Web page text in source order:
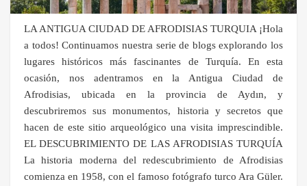
LA ANTIGUA CIUDAD DE AFRODISIAS TURQUIA ¡Hola
a todos! Continuamos nuestra serie de blogs explorando los
lugares históricos más fascinantes de Turquía. En esta
ocasión, nos adentramos en la Antigua Ciudad de
Afrodisias, ubicada en la provincia de Aydın, y
descubriremos sus monumentos, historia y secretos que
hacen de este sitio arqueológico una visita imprescindible.
EL DESCUBRIMIENTO DE LAS AFRODISIAS TURQUÍA
La historia moderna del redescubrimiento de Afrodisias
comienza en 1958, con el famoso fotógrafo turco Ara Güler.